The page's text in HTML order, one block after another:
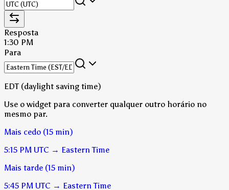
Resposta
1:30 PM
Para
EDT (daylight saving time)
Use o widget para converter qualquer outro horário no
mesmo par.
Mais cedo (15 min)
5:15 PM UTC → Eastern Time
Mais tarde (15 min)
5:45 PM UTC → Eastern Time